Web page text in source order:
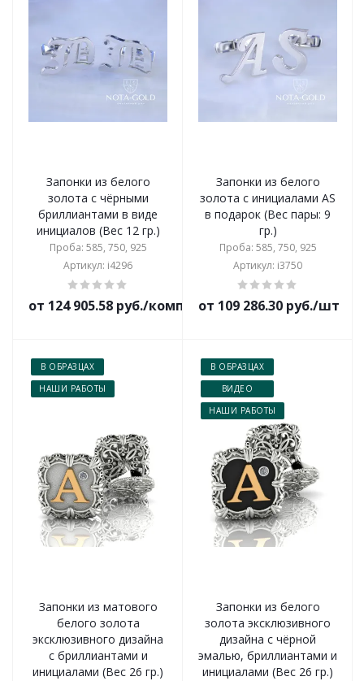
Запонки из белого
золота с чёрными
бриллиантами в виде
инициалов (Вес 12 гр.)
Проба: 585, 750, 925
Артикул: i4296
от 124 905.58 руб./комплект
Запонки из белого
золота с инициалами AS
в подарок (Вес пары: 9
гр.)
Проба: 585, 750, 925
Артикул: i3750
от 109 286.30 руб./шт
В ОБРАЗЦАХ
НАШИ РАБОТЫ
Запонки из матового
белого золота
эксклюзивного дизайна
с бриллиантами и
инициалами (Вес 26 гр.)
В ОБРАЗЦАХ
ВИДЕО
НАШИ РАБОТЫ
Запонки из белого
золота эксклюзивного
дизайна с чёрной
эмалью, бриллиантами и
инициалами (Вес 26 гр.)